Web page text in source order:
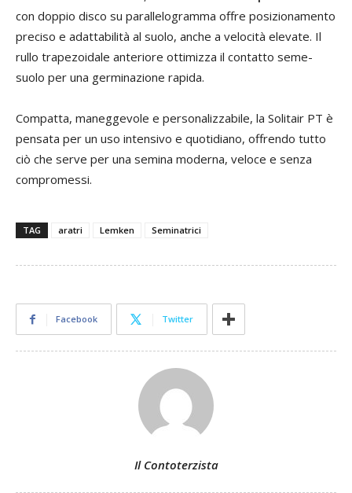
con doppio disco su parallelogramma offre posizionamento
preciso e adattabilità al suolo, anche a velocità elevate. Il
rullo trapezoidale anteriore ottimizza il contatto seme-
suolo per una germinazione rapida.
Compatta, maneggevole e personalizzabile, la Solitair PT è
pensata per un uso intensivo e quotidiano, offrendo tutto
ciò che serve per una semina moderna, veloce e senza
compromessi.
TAG aratri Lemken Seminatrici
Facebook Twitter
Il Contoterzista